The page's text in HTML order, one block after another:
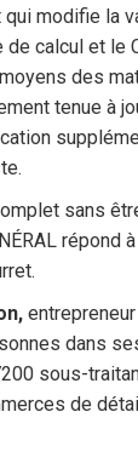
modifie la
de calcul et le
des
tenue à
sans
dans
sous-
de